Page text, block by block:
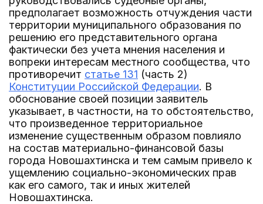
предполагает возможность отчуждения части
территории муниципального образования по
решению его представительного органа
фактически без учета мнения населения и
вопреки интересам местного сообщества, что
противоречит статье 131 (часть 2)
Конституции Российской Федерации. В
обоснование своей позиции заявитель
указывает, в частности, на то обстоятельство,
что произведенное территориальное
изменение существенным образом повлияло
на состав материально-финансовой базы
города Новошахтинска и тем самым привело к
ущемлению социально-экономических прав
как его самого, так и иных жителей
Новошахтинска.